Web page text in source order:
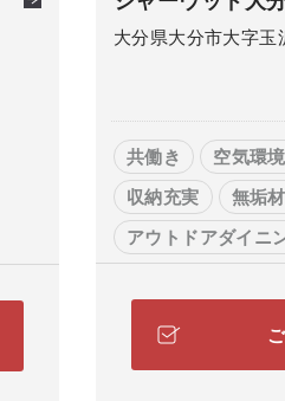
大分県大分市大字玉
共働き 空気環
収納充実
無垢
アウトドアダイニ